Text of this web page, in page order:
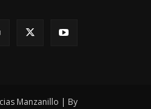
Manzanillo | By